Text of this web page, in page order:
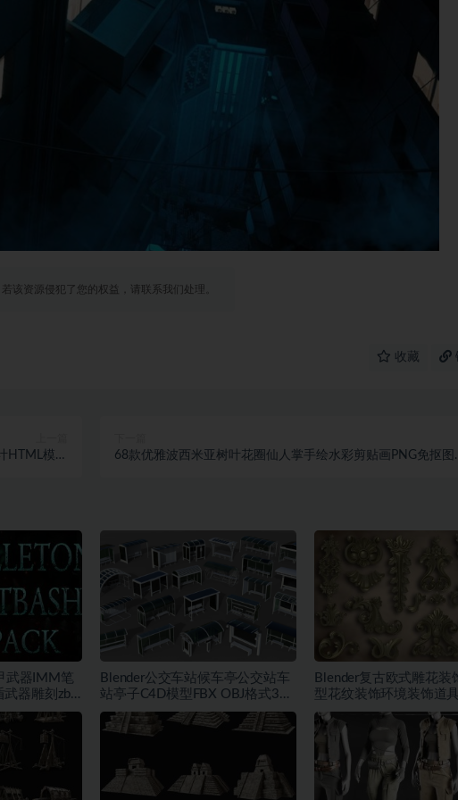
该资源侵犯了您的权益，请联系我们处理。
收藏
HTML模板
68款优雅波西米亚树叶花圈仙人掌手绘水彩剪贴画PNG免抠图
武器IMM笔
武器雕刻zb
Blender公交车站候车亭公交站车
站亭子C4D模型FBX OBJ格式3D
素材
Blender复古欧式雕花装
型花纹装饰环境装饰道
纹理